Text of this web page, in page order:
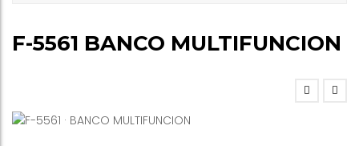
F-5561 BANCO MULTIFUNCION